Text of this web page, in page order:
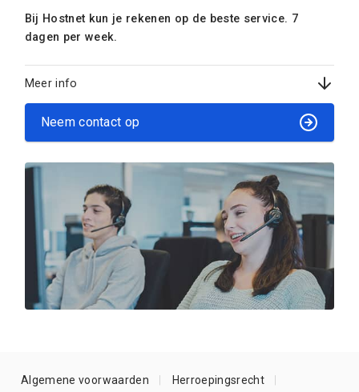
Bij Hostnet kun je rekenen op de beste service. 7
dagen per week.
Meer info
Neem contact op
Algemene voorwaarden Herroepingsrecht